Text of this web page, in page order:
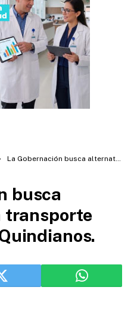
La Gobernación busca alternativas en transporte aéreo para los Quindianos.
busca
transporte